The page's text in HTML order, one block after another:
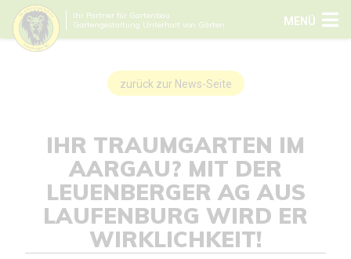
Ihr Partner für Gartenbau
Gartengestaltung Unterhalt von Gärten
MENÜ
zurück zur News-Seite
IHR TRAUMGARTEN IM
AARGAU? MIT DER
LEUENBERGER AG AUS
LAUFENBURG WIRD ER
WIRKLICHKEIT!